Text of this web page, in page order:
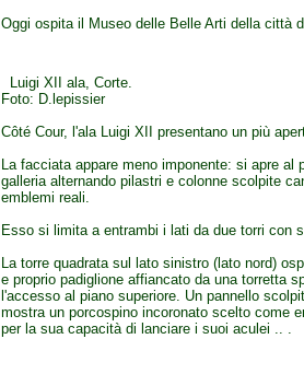
Oggi ospita il Museo delle Belle Arti della città
Luigi XII ala, Corte.
Foto: D.lepissier
Côté Cour, l'ala Luigi XII presentano un più
La facciata appare meno imponente: si apre al
galleria alternando pilastri e colonne scolpite
emblemi reali.
Esso si limita a entrambi i lati da due torri con
La torre quadrata sul lato sinistro (lato nord)
e proprio padiglione affiancato da una torretta
l'accesso al piano superiore. Un pannello
mostra un porcospino incoronato scelto come
per la sua capacità di lanciare i suoi aculei .. .